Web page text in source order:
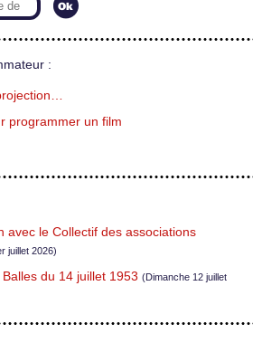
:
programmer un film
avec le Collectif des associations
juillet 2026)
Balles du 14 juillet 1953 (Dimanche 12 juillet